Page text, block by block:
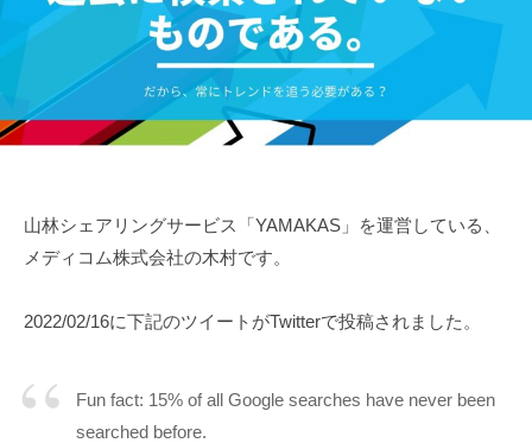
山林シェアリングサービス「YAMAKAS」を運営している、
メディコム株式会社の木村です。
2022/02/16に下記のツイートがTwitterで投稿されました。
Fun fact: 15% of all Google searches have never been
searched before.